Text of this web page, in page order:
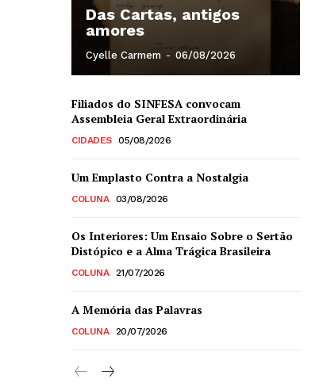
Das Cartas, antigos
amores
Cyelle Carmem - 06/08/2026
Filiados do SINFESA convocam
Assembleia Geral Extraordinária
CIDADES 05/08/2026
Um Emplasto Contra a Nostalgia
COLUNA 03/08/2026
Os Interiores: Um Ensaio Sobre o Sertão
Distópico e a Alma Trágica Brasileira
COLUNA 21/07/2026
A Memória das Palavras
COLUNA 20/07/2026